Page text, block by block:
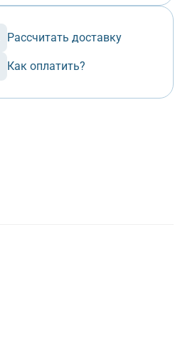
Рассчитать доставку
Как оплатить?